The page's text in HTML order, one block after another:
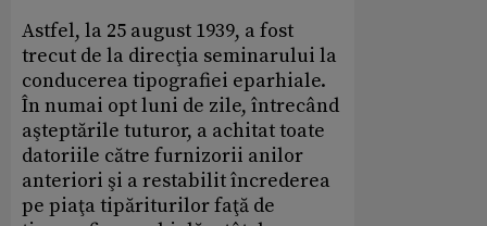
Astfel, la 25 august 1939, a fost
trecut de la direcţia seminarului la
conducerea tipografiei eparhiale.
În numai opt luni de zile, întrecând
aşteptările tuturor, a achitat toate
datoriile către furnizorii anilor
anteriori şi a restabilit încrederea
pe piaţa tipăriturilor faţă de